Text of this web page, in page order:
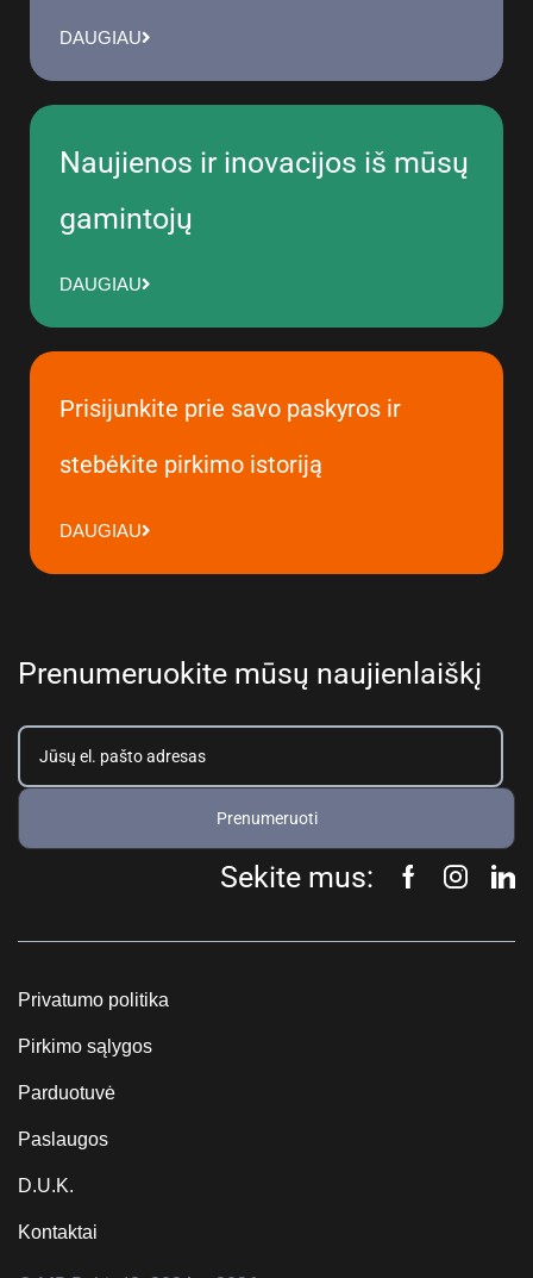
DAUGIAU
Naujienos ir inovacijos iš mūsų
gamintojų
DAUGIAU
Prisijunkite prie savo paskyros ir
stebėkite pirkimo istoriją
DAUGIAU
Prenumeruokite mūsų naujienlaiškį
Prenumeruoti
Sekite mus:
Privatumo politika
Pirkimo sąlygos
Parduotuvė
Paslaugos
D.U.K.
Kontaktai